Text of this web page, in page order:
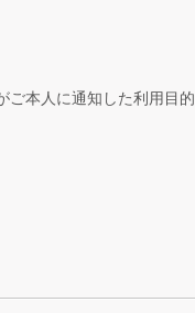
ご本人に通知した利用目的